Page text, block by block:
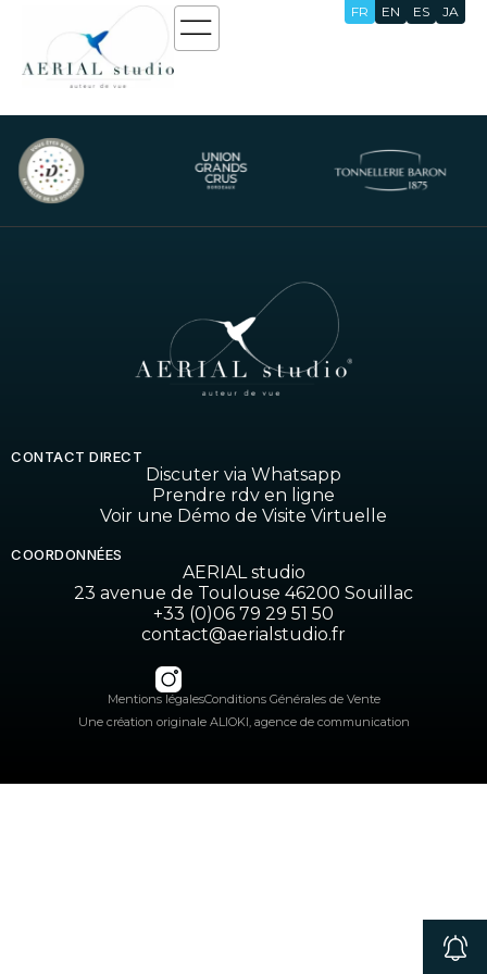
FR EN ES JA
Liens de Réservation
COORDONNÉES
AERIAL studio
23 avenue de Toulouse 46200 Souillac
+33 (0)06 79 29 51 50
contact@aerialstudio.fr
CONTACT DIRECT
Discuter via Whatsapp
Prendre rdv en ligne
Voir une Démo de Visite Virtuelle
Mentions légalesConditions Générales de Vente
Une création originale ALIOKI, agence de communication